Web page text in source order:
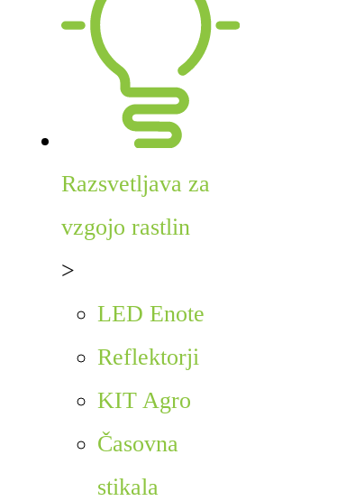
Razsvetljava za
vzgojo rastlin
>
LED Enote
Reflektorji
KIT Agro
Časovna
stikala